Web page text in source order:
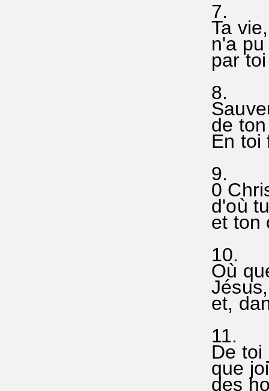
7.
Ta
n'a
par
8.
de
En toi
9.
0
d'où
et ton
10.
Où
et,
11.
De
que
des